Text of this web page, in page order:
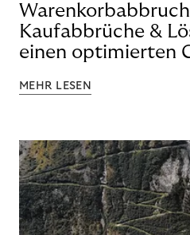
Kaufabbrüche &
einen optimierten
MEHR LESEN